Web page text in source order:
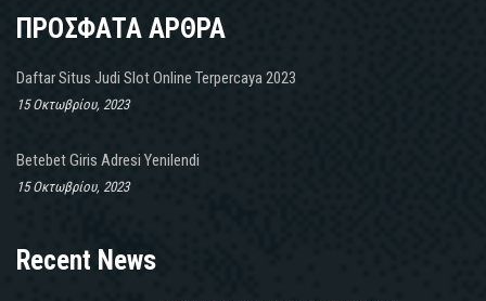
ΠΡΟΣΦΑΤΑ ΑΡΘΡΑ
Daftar Situs Judi Slot Online Terpercaya 2023
15 Οκτωβρίου, 2023
Betebet Giris Adresi Yenilendi
15 Οκτωβρίου, 2023
Recent News